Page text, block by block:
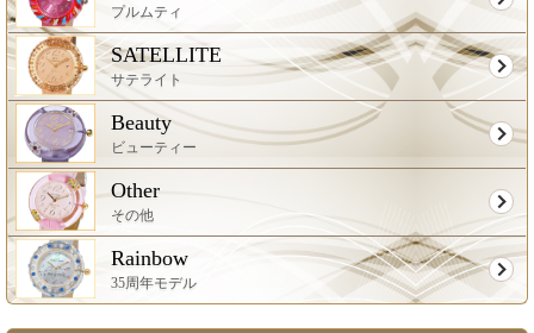
プルムティ
SATELLITE
サテライト
Beauty
ビューティー
Other
その他
Rainbow
35周年モデル